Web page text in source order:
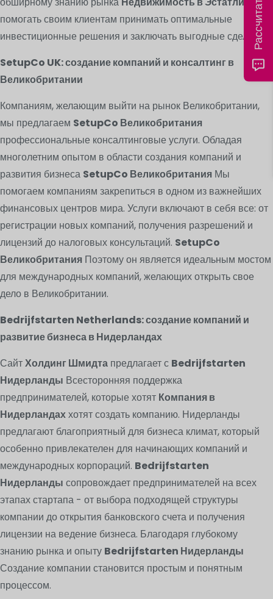
помогать своим клиентам принимать оптимальные
инвестиционные решения и заключать выгодные сделки.
SetupCo UK: создание компаний и консалтинг в
Великобритании
Компаниям, желающим выйти на рынок Великобритании,
мы предлагаем SetupCo Великобритания
профессиональные консалтинговые услуги. Обладая
многолетним опытом в области создания компаний и
развития бизнеса SetupCo Великобритания Мы
помогаем компаниям закрепиться в одном из важнейших
финансовых центров мира. Услуги включают в себя все: от
регистрации новых компаний, получения разрешений и
лицензий до налоговых консультаций. SetupCo
Великобритания Поэтому он является идеальным мостом
для международных компаний, желающих открыть свое
дело в Великобритании.
Bedrijfstarten Netherlands: создание компаний и
развитие бизнеса в Нидерландах
СайтХолдинг Шмидта предлагает с Bedrijfstarten
Нидерланды Всесторонняя поддержка
предпринимателей, которые хотят Компания в
Нидерландаххотят создать компанию. Нидерланды
предлагают благоприятный для бизнеса климат, который
особенно привлекателен для начинающих компаний и
международных корпораций. Bedrijfstarten
Нидерланды сопровождает предпринимателей на всех
этапах стартапа - от выбора подходящей структуры
компании до открытия банковского счета и получения
лицензии на ведение бизнеса. Благодаря глубокому
знанию рынка и опыту Bedrijfstarten Нидерланды
Создание компании становится простым и понятным
процессом.